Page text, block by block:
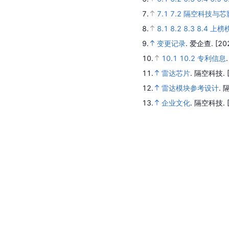
7.
7.1 7.2 隔空科技与
8.
8.1 8.2 8.3 8.4 上榜
9.
变更记录. 爱企查.
10.
10.1 10.2 专利信息
11.
雷达芯片. 隔空科技.
12.
雷达模块参考设计.
13.
企业文化. 隔空科技.